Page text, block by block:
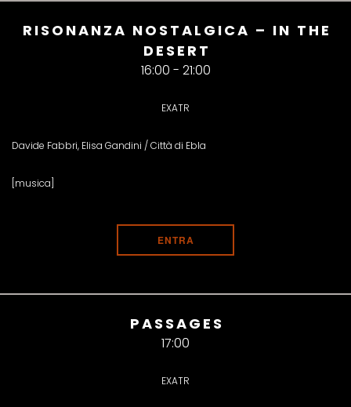
RISONANZA NOSTALGICA – IN THE
DESERT
16:00 - 21:00
EXATR
Davide Fabbri, Elisa Gandini / Città di Ebla
[musica]
ENTRA
PASSAGES
17:00
EXATR